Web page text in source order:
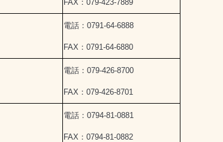
FAX：079-423-7889
電話：0791-64-6888
FAX：0791-64-6880
電話：079-426-8700
FAX：079-426-8701
電話：0794-81-0881
FAX：0794-81-0882